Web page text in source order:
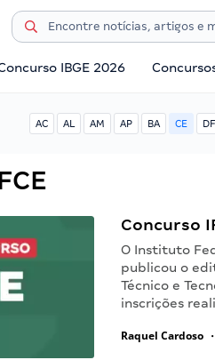
IBGE 2026
AC AL AM AP BA CE DF
Concurso
O Instituto
publicou o
Técnico e
inscrições
Raquel Cardoso •